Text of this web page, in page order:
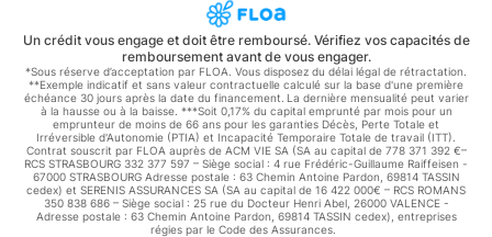
Un crédit vous engage et doit être remboursé. Vérifiez vos capacités de
remboursement avant de vous engager.
*Sous réserve d’acceptation par FLOA. Vous disposez du délai légal de rétractation.
**Exemple indicatif et sans valeur contractuelle calculé sur la base d'une première
échéance 30 jours après la date du financement. La dernière mensualité peut varier
à la hausse ou à la baisse. ***Soit 0,17% du capital emprunté par mois pour un
emprunteur de moins de 66 ans pour les garanties Décès, Perte Totale et
Irréversible d'Autonomie (PTIA) et Incapacité Temporaire Totale de travail (ITT).
Contrat souscrit par FLOA auprès de ACM VIE SA (SA au capital de 778 371 392 €–
RCS STRASBOURG 332 377 597 – Siège social : 4 rue Frédéric-Guillaume Raiffeisen -
67000 STRASBOURG Adresse postale : 63 Chemin Antoine Pardon, 69814 TASSIN
cedex) et SERENIS ASSURANCES SA (SA au capital de 16 422 000€ – RCS ROMANS
350 838 686 – Siège social : 25 rue du Docteur Henri Abel, 26000 VALENCE -
Adresse postale : 63 Chemin Antoine Pardon, 69814 TASSIN cedex), entreprises
régies par le Code des Assurances.